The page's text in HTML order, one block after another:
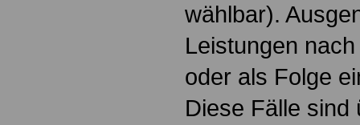
wählbar).
Leistungen
oder als Folge
Diese Fälle sind